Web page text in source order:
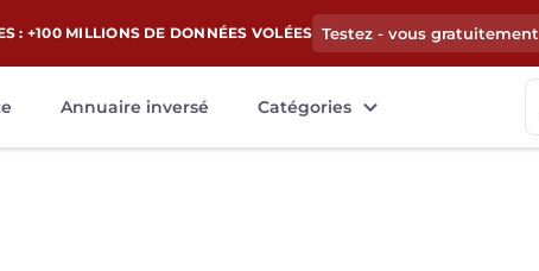
: +100 MILLIONS DE DONNÉES VOLÉES Testez - vous gratuitement
Annuaire inversé Catégories